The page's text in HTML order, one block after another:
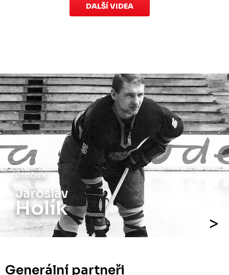
DALŠÍ VIDEA
ÚTOČNÍK
Jaroslav
Holík
Generální partneři